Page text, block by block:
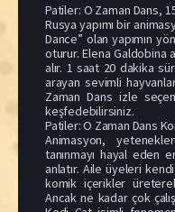
Patiler: O Zaman Dans,
Rusya yapımı bir
Dance” olan yapımın
oturur. Elena Galdobina
alır. 1 saat 20 dakika
arayan sevimli
Zaman Dans izle
keşfedebilirsiniz.
Patiler: O Zaman Dans
Animasyon,
tanınmayı hayal eden
anlatır. Aile üyeleri
komik içerikler
Ancak ne kadar çok